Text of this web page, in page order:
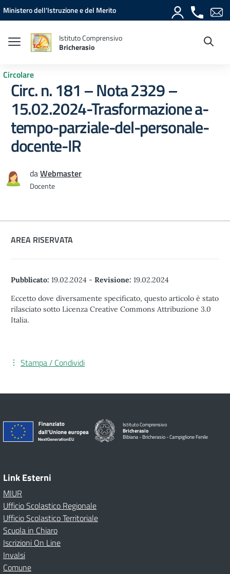
Vai ai contenuti
Vai al menu di navigazione
Vai al footer
Ministero dell'Istruzione e del Merito
Istituto Comprensivo
Bricherasio
Circolare
Circ. n. 181 – Nota 2329 –
15.02.2024-Trasformazione a-
tempo-parziale-del-personale-
docente-IR
daWebmaster
Docente
AREA RISERVATA
Pubblicato: 19.02.2024 - Revisione: 19.02.2024
Eccetto dove diversamente specificato, questo articolo è stato
rilasciato sotto Licenza Creative Commons Attribuzione 3.0
Italia.
Stampa / Condividi
Istituto Comprensivo
Bricherasio
Bibiana - Bricherasio - Campiglione Fenile
Link Esterni
MIUR
Ufficio Scolastico Regionale
Ufficio Scolastico Territoriale
Scuola in Chiaro
Iscrizioni On Line
Invalsi
Comune